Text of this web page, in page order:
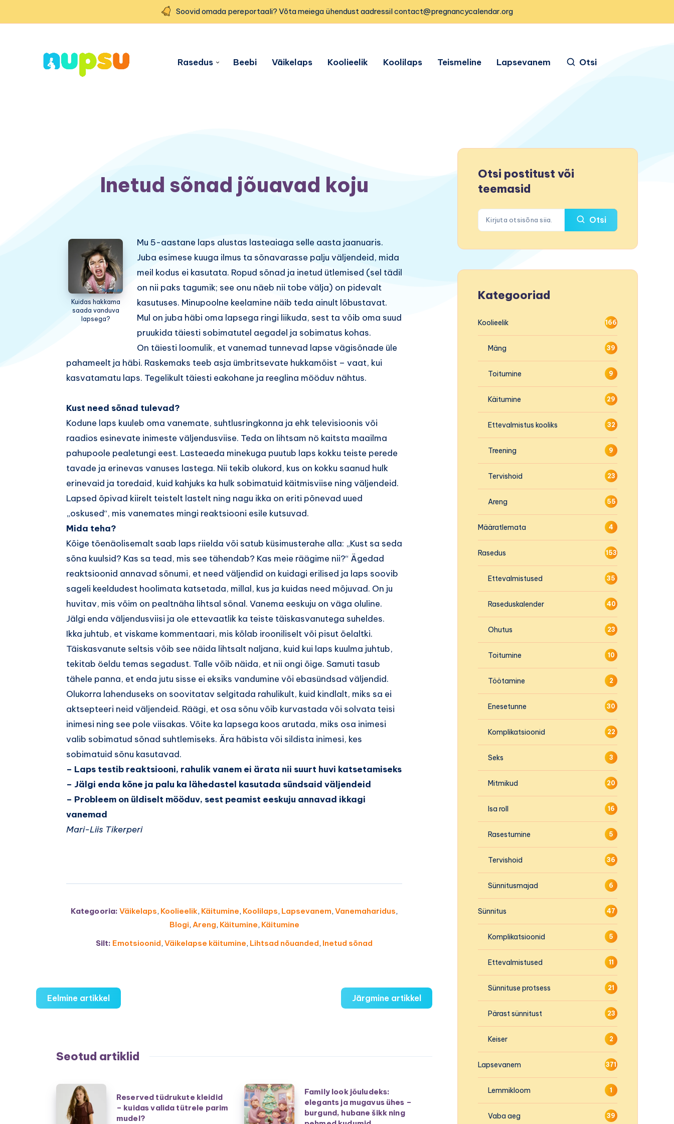
Soovid omada pereportaali? Võta meiega ühendust aadressil contact@pregnancycalendar.org
Rasedus Beebi Väikelaps Koolieelik Koolilaps Teismeline Lapsevanem Otsi
Inetud sõnad jõuavad koju
Kuidas hakkama
saada vanduva
lapsega?
Mu 5-aastane laps alustas lasteaiaga selle aasta jaanuaris.
Juba esimese kuuga ilmus ta sõnavarasse palju väljendeid, mida
meil kodus ei kasutata. Ropud sõnad ja inetud ütlemised (sel tädil
on nii paks tagumik; see onu näeb nii tobe välja) on pidevalt
kasutuses. Minupoolne keelamine näib teda ainult lõbustavat.
Mul on juba häbi oma lapsega ringi liikuda, sest ta võib oma suud
pruukida täiesti sobimatutel aegadel ja sobimatus kohas.
On täiesti loomulik, et vanemad tunnevad lapse vägisõnade üle
pahameelt ja häbi. Raskemaks teeb asja ümbritsevate hukkamõist – vaat, kui
kasvatamatu laps. Tegelikult täiesti eakohane ja reeglina mööduv nähtus.
Kust need sõnad tulevad?
Kodune laps kuuleb oma vanemate, suhtlusringkonna ja ehk televisioonis või
raadios esinevate inimeste väljendusviise. Teda on lihtsam nö kaitsta maailma
pahupoole pealetungi eest. Lasteaeda minekuga puutub laps kokku teiste perede
tavade ja erinevas vanuses lastega. Nii tekib olukord, kus on kokku saanud hulk
erinevaid ja toredaid, kuid kahjuks ka hulk sobimatuid käitmisviise ning väljendeid.
Lapsed õpivad kiirelt teistelt lastelt ning nagu ikka on eriti põnevad uued
„oskused“, mis vanemates mingi reaktsiooni esile kutsuvad.
Mida teha?
Kõige tõenäolisemalt saab laps riielda või satub küsimusterahe alla: „Kust sa seda
sõna kuulsid? Kas sa tead, mis see tähendab? Kas meie räägime nii?“ Ägedad
reaktsioonid annavad sõnumi, et need väljendid on kuidagi erilised ja laps soovib
sageli keeldudest hoolimata katsetada, millal, kus ja kuidas need mõjuvad. On ju
huvitav, mis võim on pealtnäha lihtsal sõnal. Vanema eeskuju on väga oluline.
Jälgi enda väljendusviisi ja ole ettevaatlik ka teiste täiskasvanutega suheldes.
Ikka juhtub, et viskame kommentaari, mis kõlab irooniliselt või pisut õelaltki.
Täiskasvanute seltsis võib see näida lihtsalt naljana, kuid kui laps kuulma juhtub,
tekitab öeldu temas segadust. Talle võib näida, et nii ongi õige. Samuti tasub
tähele panna, et enda jutu sisse ei eksiks vandumine või ebasündsad väljendid.
Olukorra lahenduseks on soovitatav selgitada rahulikult, kuid kindlalt, miks sa ei
aktsepteeri neid väljendeid. Räägi, et osa sõnu võib kurvastada või solvata teisi
inimesi ning see pole viisakas. Võite ka lapsega koos arutada, miks osa inimesi
valib sobimatud sõnad suhtlemiseks. Ära häbista või sildista inimesi, kes
sobimatuid sõnu kasutavad.
– Laps testib reaktsiooni, rahulik vanem ei ärata nii suurt huvi katsetamiseks
– Jälgi enda kõne ja palu ka lähedastel kasutada sündsaid väljendeid
– Probleem on üldiselt mööduv, sest peamist eeskuju annavad ikkagi
vanemad
Mari-Liis Tikerperi
Kategooria: Väikelaps, Koolieelik, Käitumine, Koolilaps, Lapsevanem,Vanemaharidus,
Blogi, Areng, Käitumine, Käitumine
Silt: Emotsioonid,Väikelapse käitumine, Lihtsad nõuanded, Inetud sõnad
Eelmine artikkel Järgmine artikkel
Seotud artiklid
Reserved
tüdrukute
kleidid
Reserved tüdrukute kleidid
– kuidas valida tütrele parim
mudel?
Family
look
jõuludeks:
Family look jõuludeks:
elegants ja mugavus ühes –
burgund, hubane šikk ning
Otsi postitust või
teemasid
Otsi
Kategooriad
Koolieelik 166
Mäng 39
Toitumine 9
Käitumine 29
Ettevalmistus kooliks 32
Treening 9
Tervishoid 23
Areng 55
Määratlemata 4
Rasedus 153
Ettevalmistused 35
Raseduskalender 40
Ohutus 23
Toitumine 10
Töötamine 2
Enesetunne 30
Komplikatsioonid 22
Seks 3
Mitmikud 20
Isa roll 16
Rasestumine 5
Tervishoid 36
Sünnitusmajad 6
Sünnitus 47
Komplikatsioonid 5
Ettevalmistused 11
Sünnituse protsess 21
Pärast sünnitust 23
Keiser 2
Lapsevanem 371
Lemmikloom 1
Vaba aeg 39